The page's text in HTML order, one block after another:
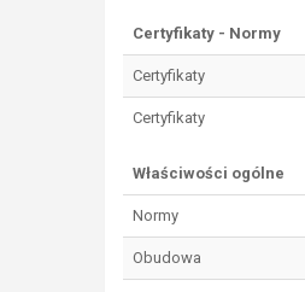
Certyfikaty - Normy
Certyfikaty
Certyfikaty
Właściwości ogólne
Normy
Obudowa